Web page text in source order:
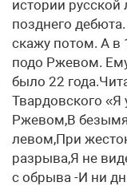
истории русской
позднего
скажу потом. А в
подо Ржевом.
было 22
Твардовского
Ржевом,В
левом,При
разрыва,Я не
с обрыва -И ни